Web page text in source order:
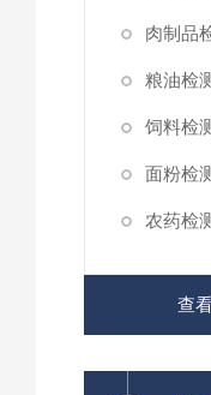
肉制品
粮油检
饲料检
面粉检
农药检
查